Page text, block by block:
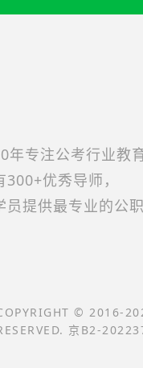
专注公考行业教育
优秀导师，
提供最专业的公
© 2016-
京B2-